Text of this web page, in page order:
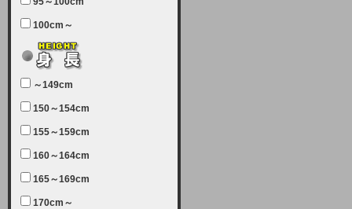
7月5日（土曜日）午前7：00から午
テナンスを実施します。ユーザー様
にはご迷惑をおかけしますがご理解
いただけます様、宜しくお願い致し
【クレジットカード決済について
②】
現在、クレジットカード決済はJCB
のみになっております。大変ご迷惑
100cm～
～149cm
150～154cm
155～159cm
160～164cm
165～169cm
170cm～